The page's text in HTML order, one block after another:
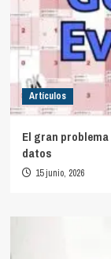
Artículos
El gran
datos
15 junio, 2026